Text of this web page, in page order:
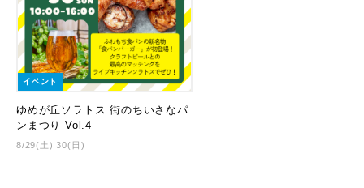
イベント
ゆめが丘ソラトス 街のちいさなパ
ンまつり Vol.4
8/29(土) 30(日)